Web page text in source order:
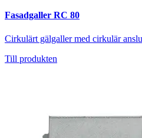
Fasadgaller RC 80
Cirkulärt gälgaller med cirkulär
Till produkten